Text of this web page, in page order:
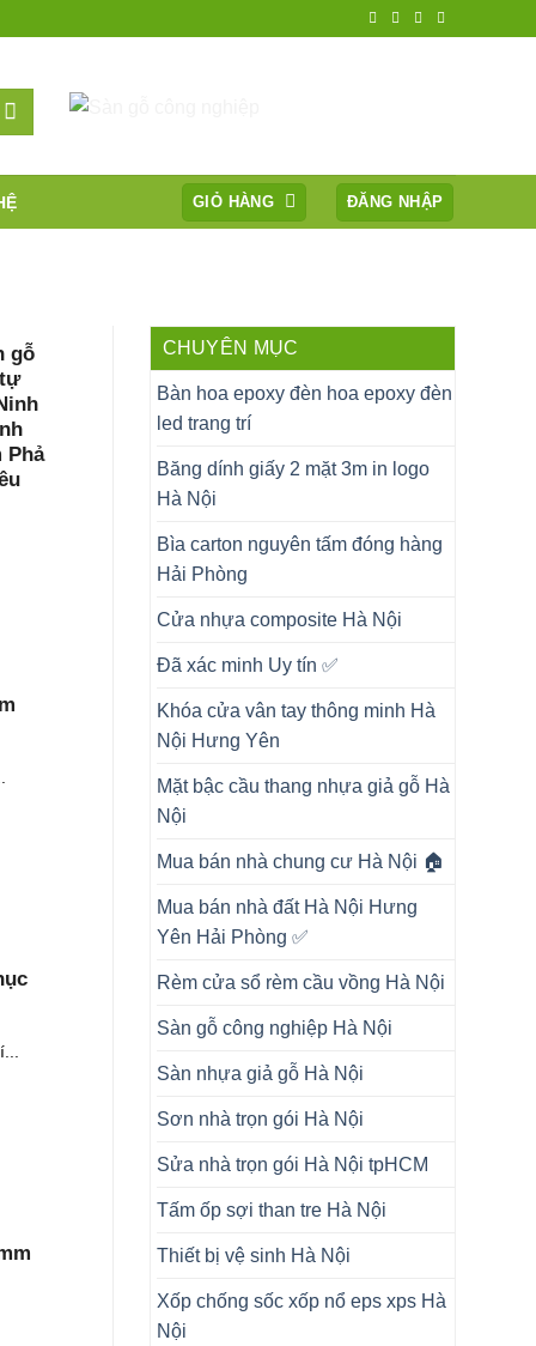
GIỎ HÀNG ĐĂNG NHẬP
gỗ
Phả
CHUYÊN MỤC
Bàn hoa epoxy đèn hoa epoxy đèn
led trang trí
Băng dính giấy 2 mặt 3m in logo
Hà Nội
Bìa carton nguyên tấm đóng hàng
Hải Phòng
Cửa nhựa composite Hà Nội
Đã xác minh Uy tín ✅
Khóa cửa vân tay thông minh Hà
Nội Hưng Yên
Mặt bậc cầu thang nhựa giả gỗ Hà
Nội
Mua bán nhà chung cư Hà Nội 🏠
Mua bán nhà đất Hà Nội Hưng
Yên Hải Phòng ✅
Rèm cửa sổ rèm cầu vồng Hà Nội
Sàn gỗ công nghiệp Hà Nội
Sàn nhựa giả gỗ Hà Nội
Sơn nhà trọn gói Hà Nội
Sửa nhà trọn gói Hà Nội tpHCM
Tấm ốp sợi than tre Hà Nội
Thiết bị vệ sinh Hà Nội
Xốp chống sốc xốp nổ eps xps Hà
Nội